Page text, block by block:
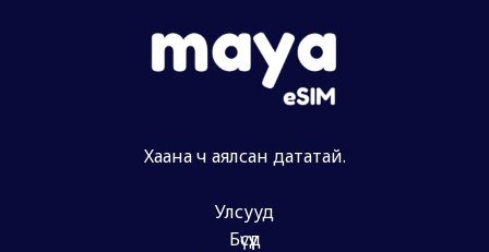
Хаана ч аялсан дататай.
Улсууд
Бүсүүд